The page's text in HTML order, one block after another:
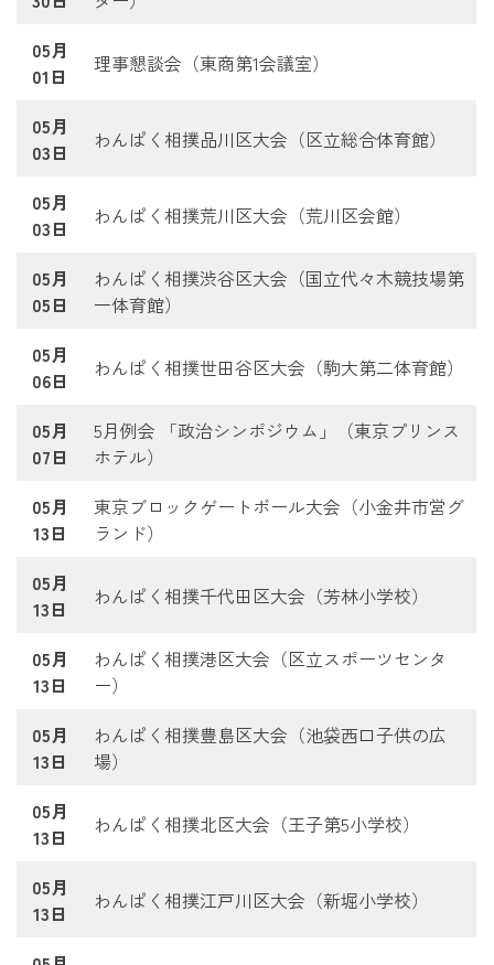
05月
01日
理事懇談会（東商第1会議室）
05月
03日
わんぱく相撲品川区大会（区立総合体育館）
05月
03日
わんぱく相撲荒川区大会（荒川区会館）
05月
05日
わんぱく相撲渋谷区大会（国立代々木競技場第
一体育館）
05月
06日
わんぱく相撲世田谷区大会（駒大第二体育館）
05月
07日
5月例会 「政治シンポジウム」（東京プリンス
ホテル）
05月
13日
東京ブロックゲートボール大会（小金井市営グ
ランド）
05月
13日
わんぱく相撲千代田区大会（芳林小学校）
05月
13日
わんぱく相撲港区大会（区立スポーツセンタ
ー）
05月
13日
わんぱく相撲豊島区大会（池袋西口子供の広
場）
05月
13日
わんぱく相撲北区大会（王子第5小学校）
05月
13日
わんぱく相撲江戸川区大会（新堀小学校）